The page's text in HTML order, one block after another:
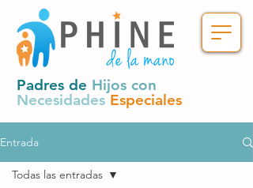
Padres de Hijos con
Necesidades Especiales
Entrada
Todas las entradas